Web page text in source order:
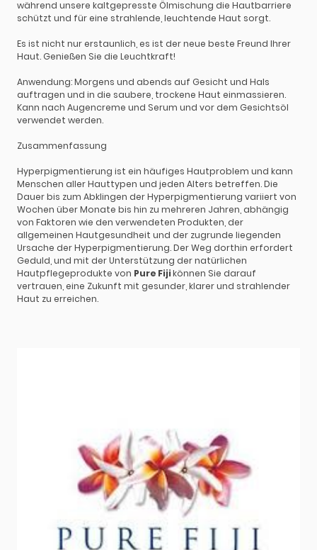
während unsere kaltgepresste Ölmischung die Hautbarriere
schützt und für eine strahlende, leuchtende Haut sorgt.
Es ist nicht nur erstaunlich, es ist der neue beste Freund Ihrer
Haut. Genießen Sie die Leuchtkraft!
Anwendung: Morgens und abends auf Gesicht und Hals
auftragen und in die saubere, trockene Haut einmassieren.
Kann nach Augencreme und Serum und vor dem Gesichtsöl
verwendet werden.
Zusammenfassung
Hyperpigmentierung ist ein häufiges Hautproblem und kann
Menschen aller Hauttypen und jeden Alters betreffen. Die
Dauer bis zum Abklingen der Hyperpigmentierung variiert von
Wochen über Monate bis hin zu mehreren Jahren, abhängig
von Faktoren wie den verwendeten Produkten, der
allgemeinen Hautgesundheit und der zugrunde liegenden
Ursache der Hyperpigmentierung. Der Weg dorthin erfordert
Geduld, und mit der Unterstützung der natürlichen
Hautpflegeprodukte von Pure Fijikönnen Sie darauf
vertrauen, eine Zukunft mit gesunder, klarer und strahlender
Haut zu erreichen.